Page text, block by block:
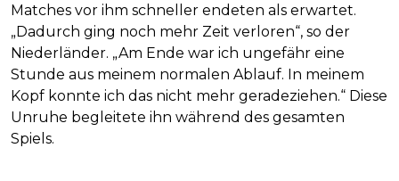
Matches vor ihm schneller endeten als erwartet.
„Dadurch ging noch mehr Zeit verloren“, so der
Niederländer. „Am Ende war ich ungefähr eine
Stunde aus meinem normalen Ablauf. In meinem
Kopf konnte ich das nicht mehr geradeziehen.“ Diese
Unruhe begleitete ihn während des gesamten
Spiels.